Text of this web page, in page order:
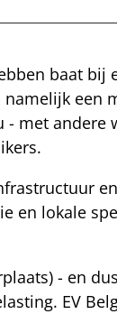
baat bij
een
met andere
en lokale
- en
EV